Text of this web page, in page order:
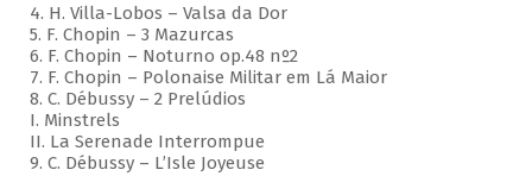
4. H. Villa-Lobos – Valsa da Dor
5. F. Chopin – 3 Mazurcas
6. F. Chopin – Noturno op.48 nº2
7. F. Chopin – Polonaise Militar em Lá Maior
8. C. Débussy – 2 Prelúdios
I. Minstrels
II. La Serenade Interrompue
9. C. Débussy – L’Isle Joyeuse